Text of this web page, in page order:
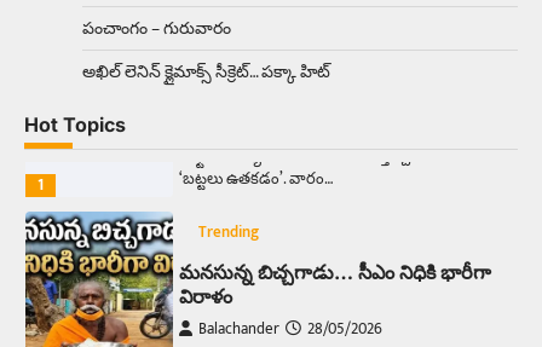
పంచాంగం – గురువారం
అఖిల్‌ లెనిన్ క్లైమాక్స్‌ సీక్రెట్‌… పక్కా హిట్‌
Hot Topics
1
Trending
అక్కడ ఆదివారం బట్టలు ఉతికితే…జైలుకే
సాఫ్ట్‌వేర్ ఉద్యోగి వరకు అందరికీ గుర్తొచ్చే మొదటి పని
‘బట్టలు ఉతకడం’. వారం…
Trending
మనసున్న బిచ్చగాడు… సీఎం నిధికి భారీగా
విరాళం
Balachander 28/05/2026